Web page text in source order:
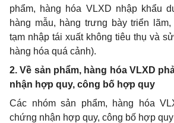
phẩm, hàng hóa VLXD nhập khẩu
hàng mẫu, hàng trưng bày triển
tạm nhập tái xuất không tiêu thụ và
hàng hóa quá cảnh).
2. Về sản phẩm, hàng hóa VLXD
nhận hợp quy, công bố hợp quy
Các nhóm sản phẩm, hàng hóa
chứng nhận hợp quy, công bố hợp